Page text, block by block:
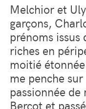
Melchior et
garçons,
prénoms issus
riches en
moitié
me penche
passionnée
Berçot et